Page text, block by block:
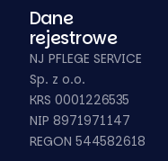
Dane
rejestrowe
NJ PFLEGE SERVICE
Sp. z o.o.
KRS 0001226535
NIP 8971971147
REGON 544582618